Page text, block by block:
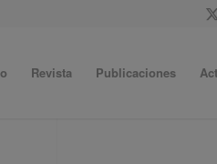
Revista Publicaciones